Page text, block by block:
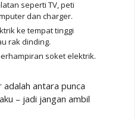
seperti TV, peti
dan charger.
ke tempat tinggi
rak dinding.
soket elektrik.
antara punca
– jadi jangan ambil